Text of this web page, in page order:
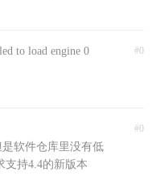
#0
to load engine 0
#0
软件仓库里没有低
支持4.4的新版本